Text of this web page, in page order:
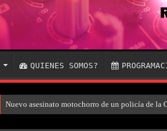
QUIENES SOMOS?
Nuevo asesinato motochorro de un policía de la